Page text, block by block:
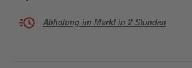
Abholung im Markt in 2 Stunden